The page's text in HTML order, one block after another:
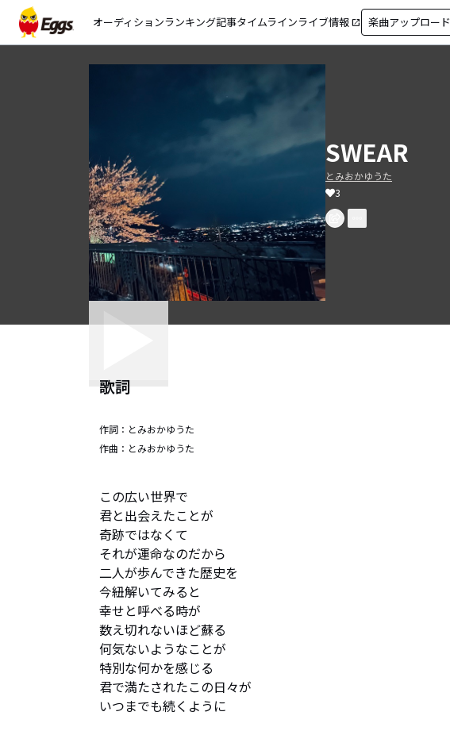
オーディションランキング記事タイムラインライブ情報 open_in_new 楽曲アップロード
SWEAR
とみおかゆうた
3
歌詞
作詞： とみおかゆうた
作曲： とみおかゆうた
この広い世界で
君と出会えたことが
奇跡ではなくて
それが運命なのだから
二人が歩んできた歴史を
今紐解いてみると
幸せと呼べる時が
数え切れないほど蘇る
何気ないようなことが
特別な何かを感じる
君で満たされたこの日々が
いつまでも続くように